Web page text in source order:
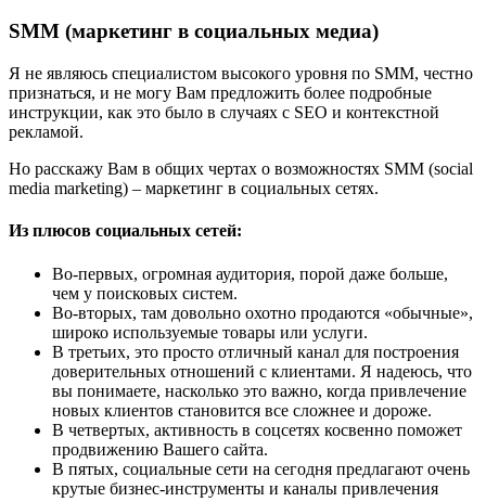
SMM (маркетинг в социальных медиа)
Я не являюсь специалистом высокого уровня по SMM, честно
признаться, и не могу Вам предложить более подробные
инструкции, как это было в случаях с SEO и контекстной
рекламой.
Но расскажу Вам в общих чертах о возможностях SMM (social
media marketing) – маркетинг в социальных сетях.
Из плюсов социальных сетей:
Во-первых, огромная аудитория, порой даже больше,
чем у поисковых систем.
Во-вторых, там довольно охотно продаются «обычные»,
широко используемые товары или услуги.
В третьих, это просто отличный канал для построения
доверительных отношений с клиентами. Я надеюсь, что
вы понимаете, насколько это важно, когда привлечение
новых клиентов становится все сложнее и дороже.
В четвертых, активность в соцсетях косвенно поможет
продвижению Вашего сайта.
В пятых, социальные сети на сегодня предлагают очень
крутые бизнес-инструменты и каналы привлечения